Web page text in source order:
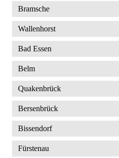
Bramsche
Wallenhorst
Bad Essen
Belm
Quakenbrück
Bersenbrück
Bissendorf
Fürstenau